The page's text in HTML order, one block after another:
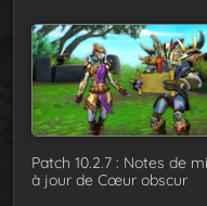
Patch 10.2.7 : Notes de
à jour de Cœur obscur